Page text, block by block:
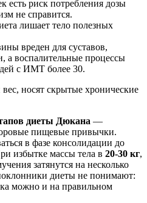
есть риск потребления дозы
не справится.
лишает тело полезных
вреден для суставов,
а воспалительные процессы
с ИМТ более 30.
носят скрытые хронические
диеты Дюкана —
пищевые привычки.
в фазе консолидации до
избытке массы тела в 20-30 кг,
затянутся на несколько
диеты не понимают:
можно и на правильном